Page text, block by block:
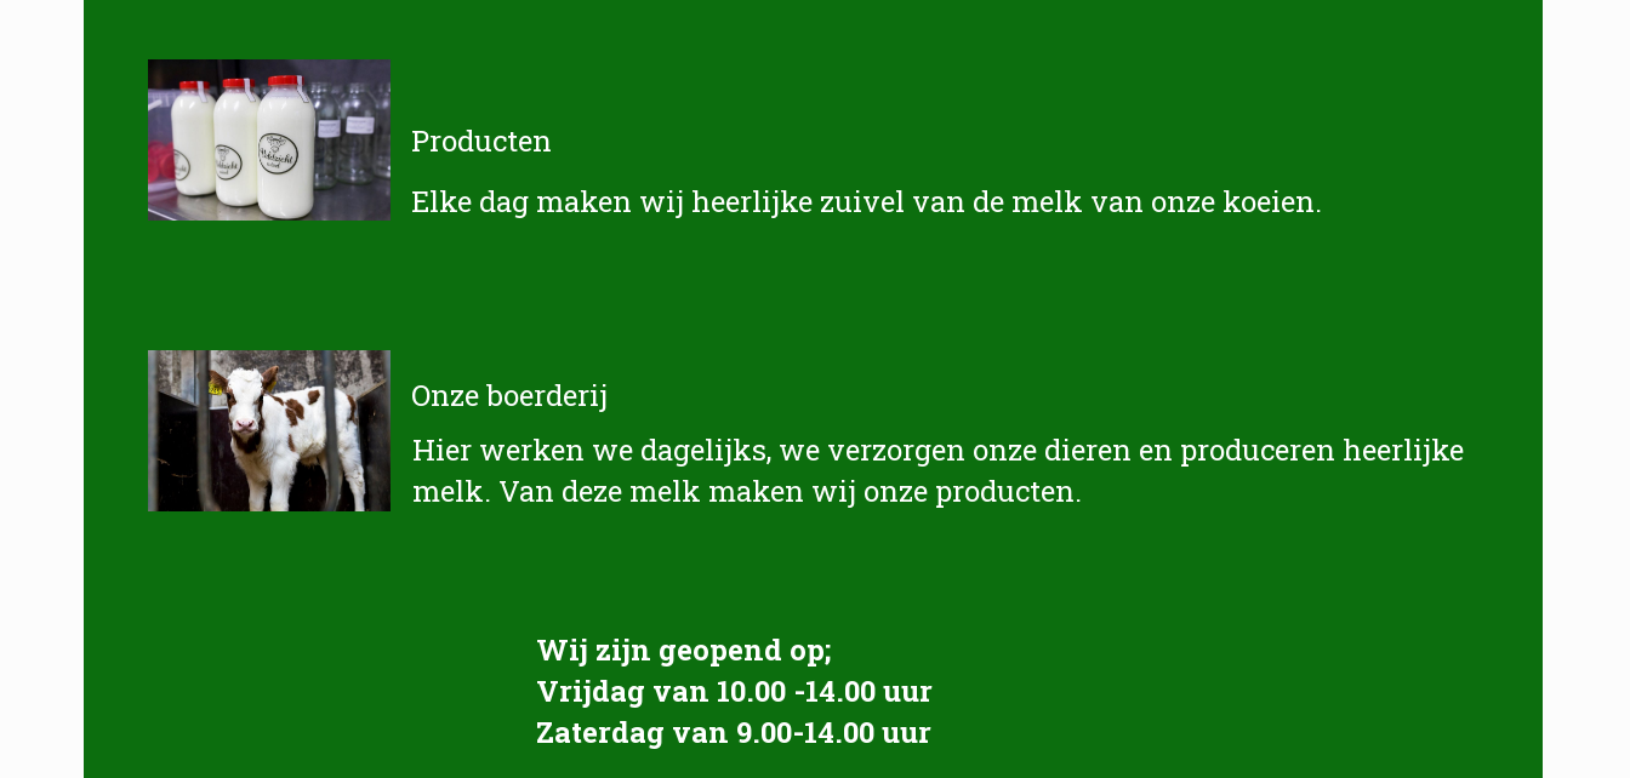
Onze boerderij
Hier werken we dagelijks, we verzorgen onze dieren en produceren heerlijke
melk. Van deze melk maken wij onze producten.
Wij zijn geopend op;
Vrijdag van 10.00 -14.00 uur
Zaterdag van 9.00-14.00 uur
Elke dag maken wij heerlijke zuivel van de melk van onze koeien.
Producten